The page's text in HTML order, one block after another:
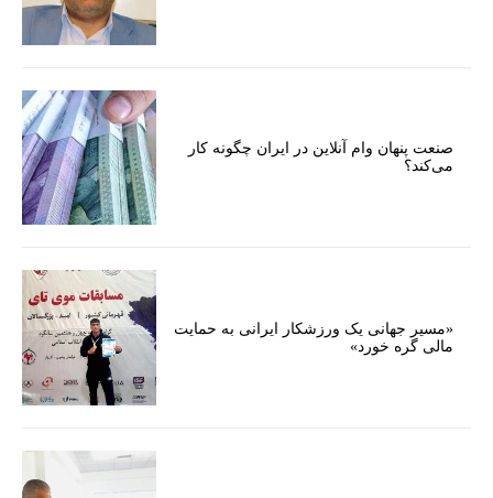
صنعت پنهان وام آنلاین در ایران چگونه کار
می‌کند؟
«مسیر جهانی یک ورزشکار ایرانی به حمایت
مالی گره خورد»